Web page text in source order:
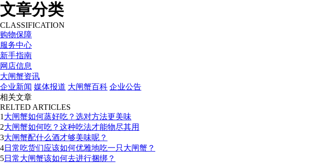
文章分类
CLASSIFICATION
购物保障
服务中心
新手指南
网店信息
大闸蟹资讯
企业新闻 媒体报道 大闸蟹百科 企业公告
相关文章
RELTED ARTICLES
1 大闸蟹如何蒸好吃？选对方法更美味
2大闸蟹如何吃？这种吃法才能物尽其用
3大闸蟹配什么酒才够美味呢？
4日常吃货们应该如何优雅地吃一只大闸蟹？
5日常大闸蟹该如何去进行捆绑？